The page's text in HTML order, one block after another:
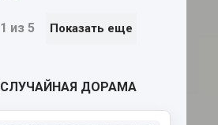
1 из 5 Показать еще
СЛУЧАЙНАЯ ДОРАМА